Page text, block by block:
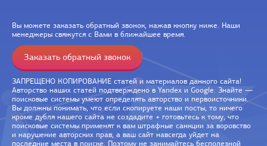
Вы можете заказать обратный звонок, нажав кнопку ниже. Наши
менеджеры свяжутся с Вами в ближайшее время.
Заказать обратный звонок
ЗАПРЕЩЕНО КОПИРОВАНИЕ статей и материалов данного сайта!
Авторство наших статей подтверждено в Yandex и Google. Знайте —
поисковые системы умеют определять авторство и первоисточники.
Вы должны понимать, что если скопируете наши посты, то ничего
кроме дубля нашего сайта не создадите + готовьтесь к тому, что
поисковые системы применят к вам штрафные санкции за воровство
и нарушение авторских прав, а ваш сайт навсегда уйдет на
последние места в поиске. Поэтому не занимайтесь бесполезной